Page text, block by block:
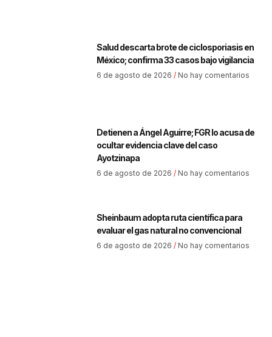
Salud descarta brote de ciclosporiasis en
México; confirma 33 casos bajo vigilancia
6 de agosto de 2026 No hay comentarios
Detienen a Ángel Aguirre; FGR lo acusa de
ocultar evidencia clave del caso
Ayotzinapa
6 de agosto de 2026 No hay comentarios
Sheinbaum adopta ruta científica para
evaluar el gas natural no convencional
6 de agosto de 2026 No hay comentarios